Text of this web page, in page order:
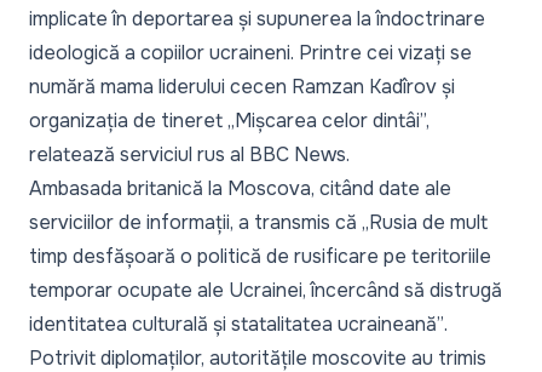
implicate în deportarea și supunerea la îndoctrinare
ideologică a copiilor ucraineni. Printre cei vizați se
numără mama liderului cecen Ramzan Kadîrov și
organizația de tineret „Mișcarea celor dintâi”,
relatează serviciul rus al BBC News.
Ambasada britanică la Moscova, citând date ale
serviciilor de informații, a transmis că „Rusia de mult
timp desfășoară o politică de rusificare pe teritoriile
temporar ocupate ale Ucrainei, încercând să distrugă
identitatea culturală și statalitatea ucraineană”.
Potrivit diplomaților, autoritățile moscovite au trimis